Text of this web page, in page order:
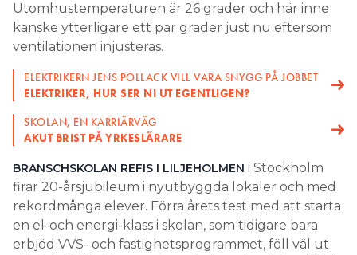
SEARCH
Utomhustemperaturen är 26 grader och här inne
kanske ytterligare ett par grader just nu eftersom
ventilationen injusteras.
ELEKTRIKERN JENS POLLACK VILL VARA SNYGG PÅ JOBBET
ELEKTRIKER, HUR SER NI UT EGENTLIGEN?
SKOLAN, EN KARRIÄRVÄG
AKUT BRIST PÅ YRKESLÄRARE
BRANSCHSKOLAN REFIS I LILJEHOLMEN i Stockholm
firar 20-årsjubileum i nyutbyggda lokaler och med
rekordmånga elever. Förra årets test med att starta
en el-och energi-klass i skolan, som tidigare bara
erbjöd VVS- och fastighetsprogrammet, föll väl ut